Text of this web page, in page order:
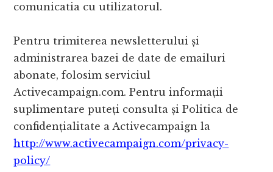
comunicatia cu utilizatorul.
Pentru trimiterea newsletterului și
administrarea bazei de date de emailuri
abonate, folosim serviciul
Activecampaign.com. Pentru informații
suplimentare puteți consulta și Politica de
confidențialitate a Activecampaign la
http://www.activecampaign.com/privacy-
policy/